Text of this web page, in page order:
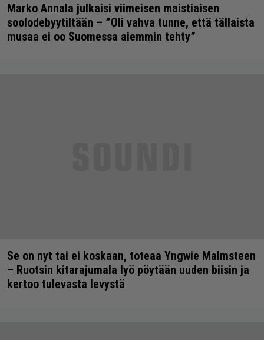
Marko Annala julkaisi viimeisen maistiaisen
soolodebyytiltään – ”Oli vahva tunne, että tällaista
musaa ei oo Suomessa aiemmin tehty”
Se on nyt tai ei koskaan, toteaa Yngwie Malmsteen
– Ruotsin kitarajumala lyö pöytään uuden biisin ja
kertoo tulevasta levystä